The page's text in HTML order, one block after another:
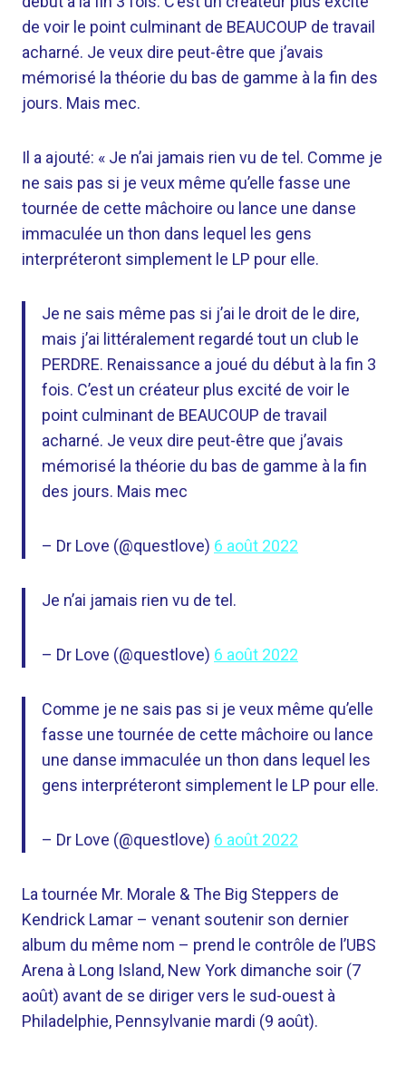
de voir le point culminant de BEAUCOUP de travail
acharné. Je veux dire peut-être que j’avais
mémorisé la théorie du bas de gamme à la fin des
jours. Mais mec.
Il a ajouté: « Je n’ai jamais rien vu de tel. Comme je
ne sais pas si je veux même qu’elle fasse une
tournée de cette mâchoire ou lance une danse
immaculée un thon dans lequel les gens
interpréteront simplement le LP pour elle.
Je ne sais même pas si j’ai le droit de le dire,
mais j’ai littéralement regardé tout un club le
PERDRE. Renaissance a joué du début à la fin 3
fois. C’est un créateur plus excité de voir le
point culminant de BEAUCOUP de travail
acharné. Je veux dire peut-être que j’avais
mémorisé la théorie du bas de gamme à la fin
des jours. Mais mec
– Dr Love (@questlove) 6 août 2022
Je n’ai jamais rien vu de tel.
– Dr Love (@questlove) 6 août 2022
Comme je ne sais pas si je veux même qu’elle
fasse une tournée de cette mâchoire ou lance
une danse immaculée un thon dans lequel les
gens interpréteront simplement le LP pour elle.
– Dr Love (@questlove) 6 août 2022
La tournée Mr. Morale & The Big Steppers de
Kendrick Lamar – venant soutenir son dernier
album du même nom – prend le contrôle de l’UBS
Arena à Long Island, New York dimanche soir (7
août) avant de se diriger vers le sud-ouest à
Philadelphie, Pennsylvanie mardi (9 août).